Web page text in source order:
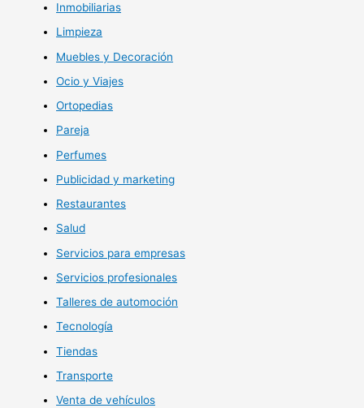
Inmobiliarias
Limpieza
Muebles y Decoración
Ocio y Viajes
Ortopedias
Pareja
Perfumes
Publicidad y marketing
Restaurantes
Salud
Servicios para empresas
Servicios profesionales
Talleres de automoción
Tecnología
Tiendas
Transporte
Venta de vehículos